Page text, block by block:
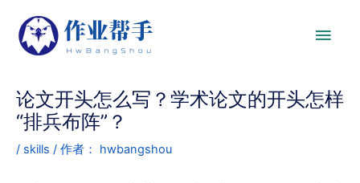
论文开头怎么写？学术论文的开头怎样
“排兵布阵”？
/ skills / 作者： hwbangshou